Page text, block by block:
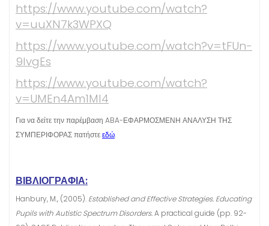
https://www.youtube.com/watch?
v=uuXN7k3WPXQ
https://www.youtube.com/watch?v=tFUn-
9IvgEs
https://www.youtube.com/watch?
v=UMEn4Am1MI4
Για να δείτε την παρέμβαση ABA-ΕΦΑΡΜΟΣΜΕΝΗ ΑΝΑΛΥΣΗ ΤΗΣ
ΣΥΜΠΕΡΙΦΟΡΑΣ πατήστεεδώ.
ΒΙΒΛΙΟΓΡΑΦΙΑ:
Hanbury, M., (2005). Established and Effective Strategies. Educating
Pupils with Autistic Spectrum Disorders.A practical guide (pp. 92-